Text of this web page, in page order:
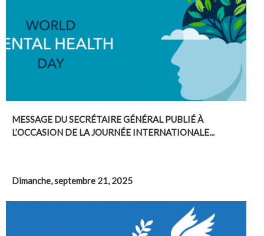
MESSAGE DU SECRÉTAIRE GÉNÉRAL PUBLIÉ À
L’OCCASION DE LA JOURNÉE INTERNATIONALE...
Dimanche, septembre 21, 2025